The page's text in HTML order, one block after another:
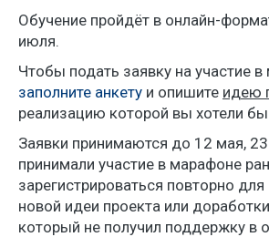
Обучение пройдёт в онлайн-
июля.
Чтобы подать заявку на участие
заполните анкету и опишите идею
реализацию которой вы хотели бы
Заявки принимаются до 12 мая,
принимали участие в марафоне
зарегистрироваться повторно
новой идеи проекта или
который не получил поддержку в